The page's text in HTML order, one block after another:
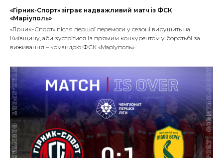
«Гірник-Спорт» зіграє надважливий матч із ФСК
«Маріуполь»
«Гірник-Спорт» після першої перемоги у сезоні вирушить на
Київщину, аби зустрітися із прямим конкурентом у боротьбі за
виживання – командою ФСК «Маріуполь».